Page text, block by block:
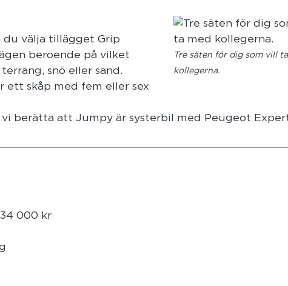
Tre säten för dig som vill
kollegerna.
välja tillägget Grip
beroende på vilket
snö eller sand.
ett skåp med fem eller sex
berätta att Jumpy är systerbil med Peugeot
000 kr